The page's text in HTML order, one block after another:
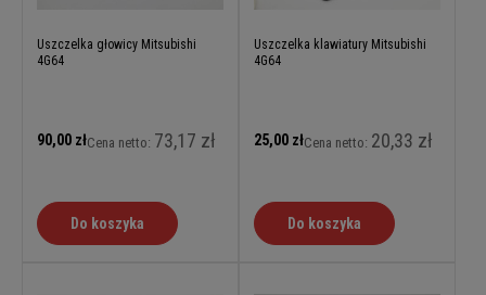
Uszczelka głowicy Mitsubishi
4G64
90,00 złCena netto: 73,17 zł
Do koszyka
Uszczelka klawiatury Mitsubishi
4G64
25,00 złCena netto: 20,33 zł
Do koszyka